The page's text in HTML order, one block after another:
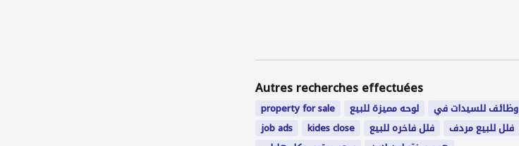
Autres recherches effectuées
property for sale لوحه مميزة للبيع وظائف للسيدات في
job ads
kides close فلل فاخره للبيع فلل للبيع مردف